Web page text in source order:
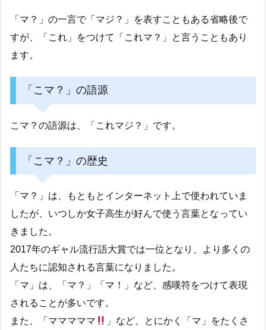
「マ？」の一言で「マジ？」を表すこともある省略後で
すが、「これ」をつけて「これマ？」と言うこともあり
ます。
「こマ？」の語源
こマ？の語源は、「これマジ？」です。
「こマ？」の歴史
「マ？」は、もともとインターネット上で使われていま
したが、いつしか女子高生が好んで使う言葉となってい
きました。
2017年のギャル流行語大賞では一位となり、より多くの
人たちに認知される言葉になりました。
「マ」は、「マ？」「マ！」など、感嘆符をつけて表現
されることが多いです。
また、「マママママ
」など、とにかく「マ」をたくさ